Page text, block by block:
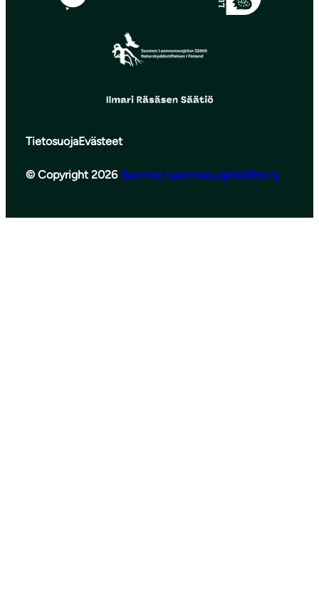
TietosuojaEvästeet
© Copyright 2026 Suomen luonnonsuojeluliitto ry